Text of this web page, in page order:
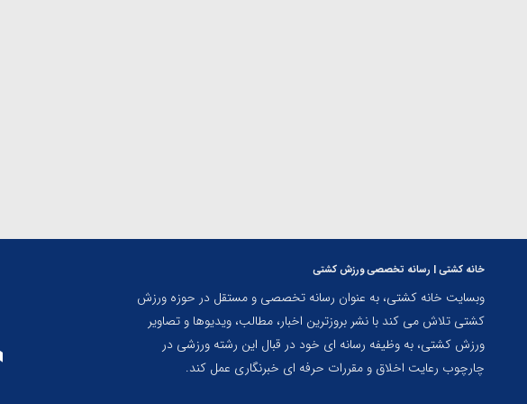
خانه کشتی | رسانه تخصصی ورزش کشتی
وبسایت خانه کشتی، به عنوان رسانه تخصصی و مستقل در حوزه ورزش
کشتی تلاش می کند با نشر بروزترین اخبار، مطالب، ویدیوها و تصاویر
ورزش کشتی، به وظیفه رسانه ای خود در قبال این رشته ورزشی در
چارچوب رعایت اخلاق و مقررات حرفه ای خبرنگاری عمل کند.